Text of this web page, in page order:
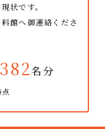
状です。
館へ御連絡くださ
382名分